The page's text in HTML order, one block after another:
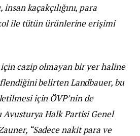
kaçakçılığını, para
ile tütün ürünlerine erişimi
cazip olmayan bir yer haline
belirten Landbauer, bu
için ÖVP’nin de
Avusturya Halk Partisi Genel
“Sadece nakit para ve